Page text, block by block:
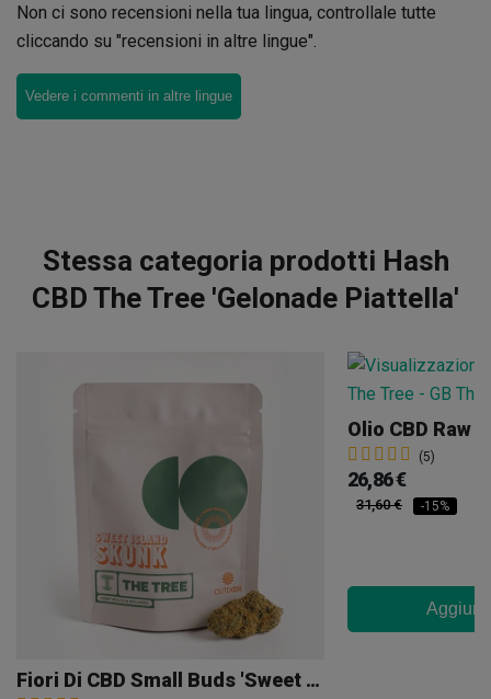
Non ci sono recensioni nella tua lingua, controllale tutte
cliccando su "recensioni in altre lingue".
Vedere i commenti in altre lingue
Stessa categoria prodotti Hash
CBD The Tree 'Gelonade Piattella'
Fiori Di CBD Small Buds 'Sweet Island Skunk' The Tree
Olio CBD Raw
(5)
26,86 €
31,60 € -15%